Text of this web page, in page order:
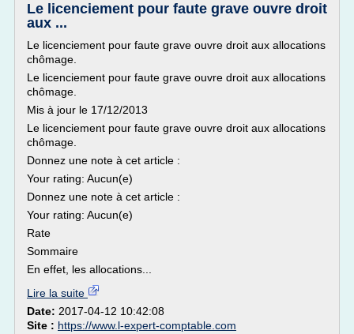
Le licenciement pour faute grave ouvre droit
aux ...
Le licenciement pour faute grave ouvre droit aux allocations
chômage.
Le licenciement pour faute grave ouvre droit aux allocations
chômage.
Mis à jour le 17/12/2013
Le licenciement pour faute grave ouvre droit aux allocations
chômage.
Donnez une note à cet article :
Your rating: Aucun(e)
Donnez une note à cet article :
Your rating: Aucun(e)
Rate
Sommaire
En effet, les allocations...
Lire la suite
Date: 2017-04-12 10:42:08
Site : https://www.l-expert-comptable.com